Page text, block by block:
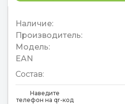
Наличие:
Производитель:
Модель:
EAN
Состав:
Наведите
телефон на qr-код